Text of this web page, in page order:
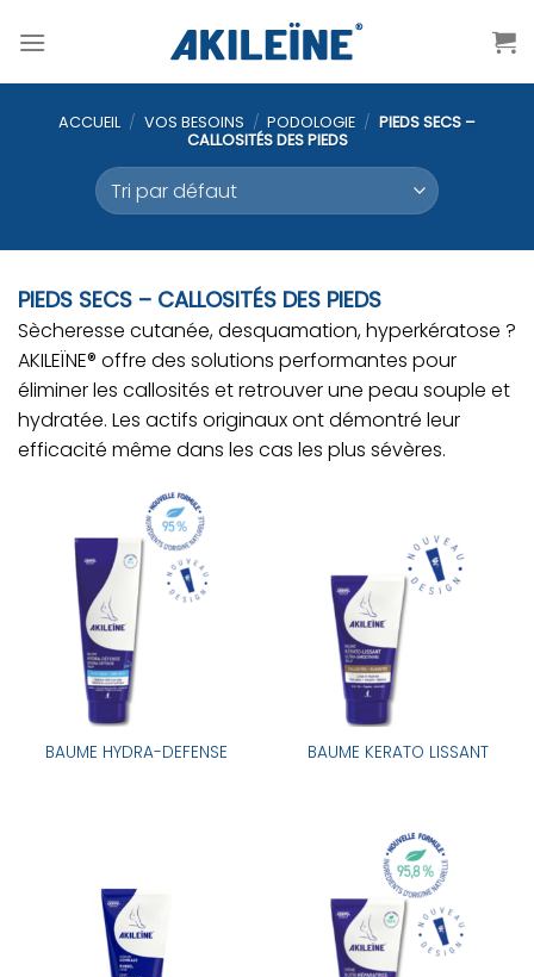
au
ACCUEIL / VOS BESOINS / PODOLOGIE / PIEDS SECS –
CALLOSITÉS DES PIEDS
PIEDS SECS – CALLOSITÉS DES PIEDS
Sècheresse cutanée, desquamation, hyperkératose ?
AKILEÏNE® offre des solutions performantes pour
éliminer les callosités et retrouver une peau souple et
hydratée. Les actifs originaux ont démontré leur
efficacité même dans les cas les plus sévères.
BAUME HYDRA-DEFENSE BAUME KERATO LISSANT